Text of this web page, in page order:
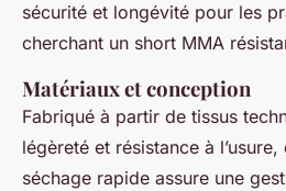
sécurité et longévité pour les
cherchant un short MMA
Matériaux et conception
Fabriqué à partir de tissus
légèreté et résistance à
séchage rapide assure une